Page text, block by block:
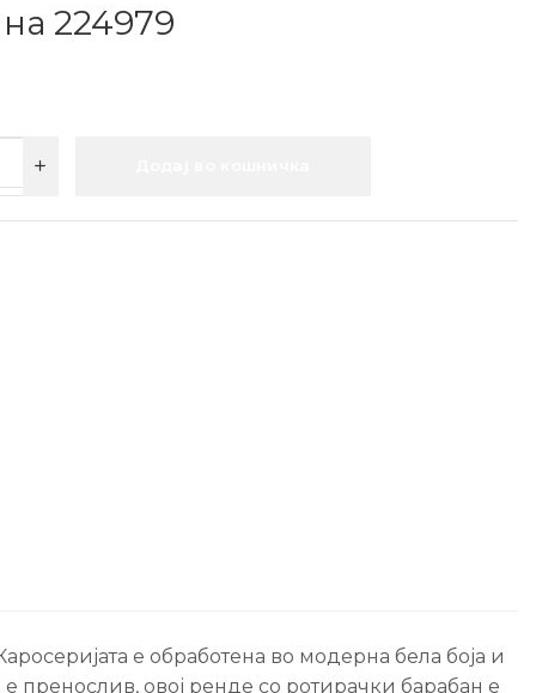
224979
е обработена во модерна бела боја и
пренослив, овој ренде со ротирачки барабан е